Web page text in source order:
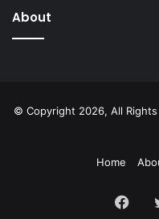
About
© Copyright 2026, All
Home